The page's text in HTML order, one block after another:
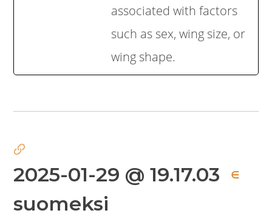
associated with factors
such as sex, wing size, or
wing shape.
2025-01-29 @ 19.17.03 ∈
suomeksi